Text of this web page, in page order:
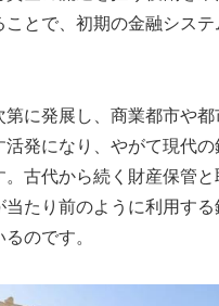
とで、初期の金融システ
第に発展し、商業都市や
発になり、やがて現代の
。古代から続く財産保管
当たり前のように利用する
のです。